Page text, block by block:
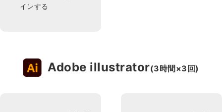
インする
Adobe illustrator(3時間×3回)